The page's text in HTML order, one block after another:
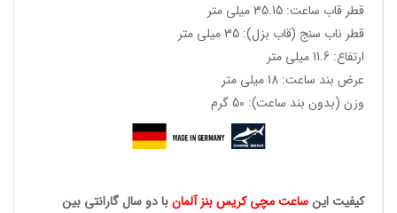
قطر قاب ساعت: 35.15 میلی متر
قطر ناب سنج (قاب بزل): 35 میلی متر
ارتفاع: 11.6 میلی متر
عرض بند ساعت: 18 میلی متر
وزن (بدون بند ساعت): 50 گرم
کیفیت اینساعت مچی کریسبنز آلمانبا دو سال گارانتی بین